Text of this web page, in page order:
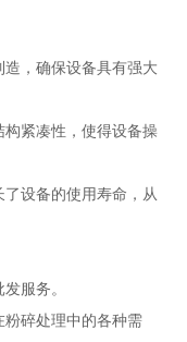
，确保设备具有强大
紧凑性，使得设备操
设备的使用寿命，从
服务。
碎处理中的各种需